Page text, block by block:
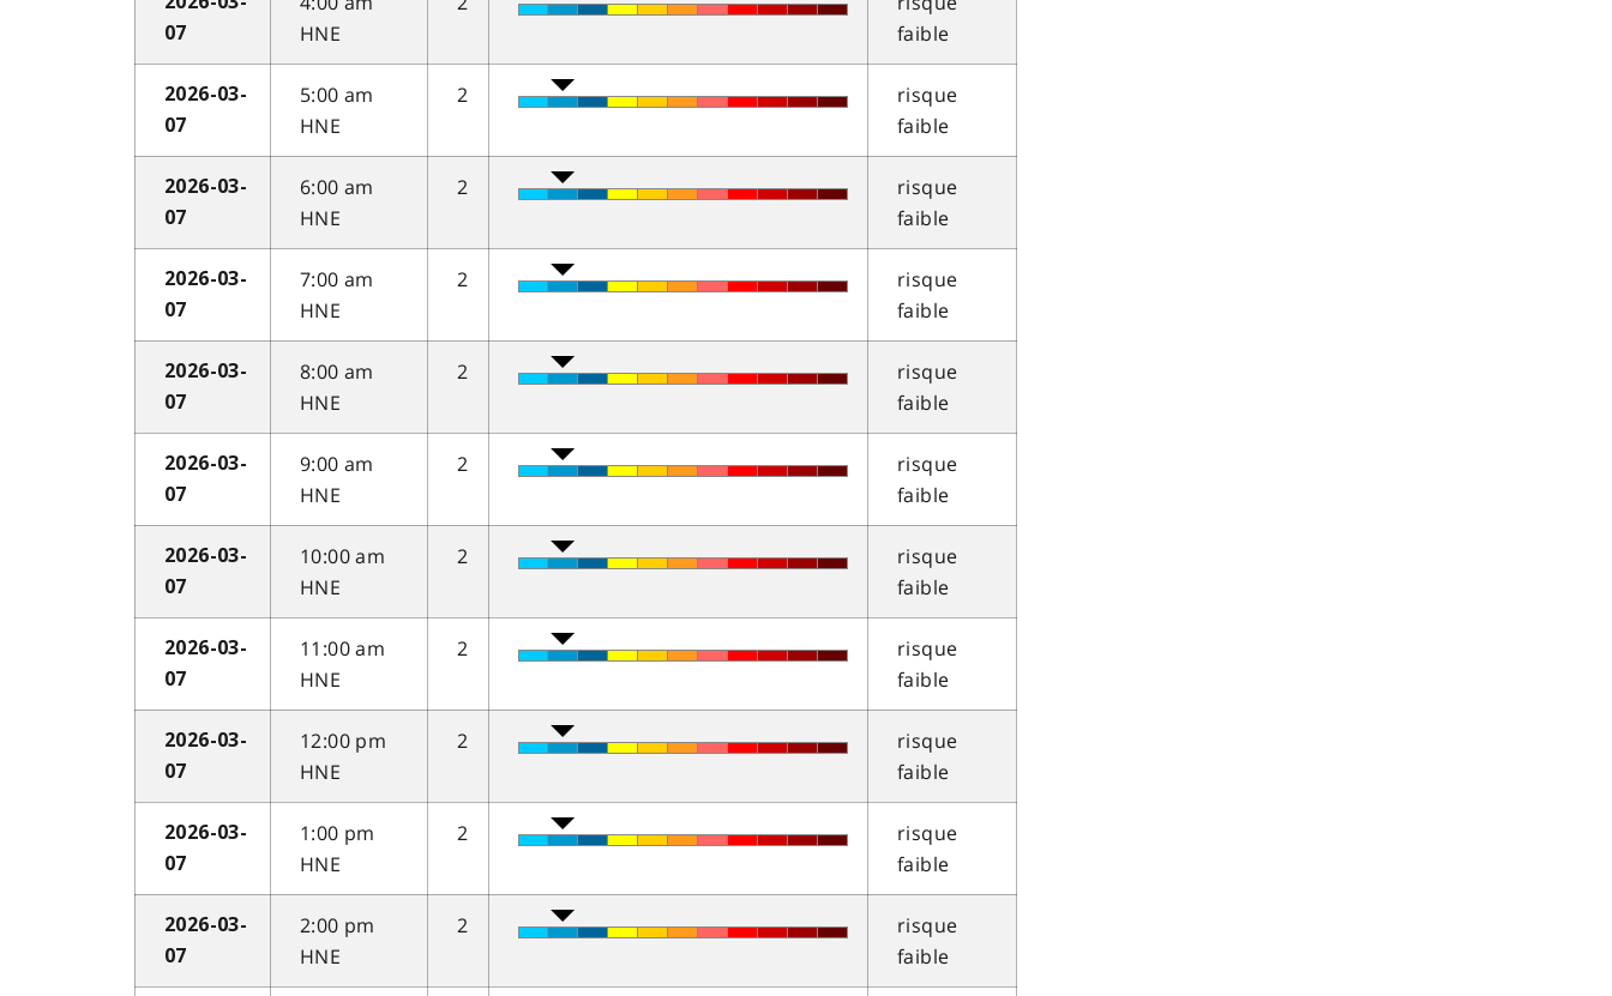
07
HNE
faible
2026-03-
07
5:00 am
HNE
2
risque
faible
2026-03-
07
6:00 am
HNE
2
risque
faible
2026-03-
07
7:00 am
HNE
2
risque
faible
2026-03-
07
8:00 am
HNE
2
risque
faible
2026-03-
07
9:00 am
HNE
2
risque
faible
2026-03-
07
10:00 am
HNE
2
risque
faible
2026-03-
07
11:00 am
HNE
2
risque
faible
2026-03-
07
12:00 pm
HNE
2
risque
faible
2026-03-
07
1:00 pm
HNE
2
risque
faible
2026-03-
07
2:00 pm
HNE
2
risque
faible